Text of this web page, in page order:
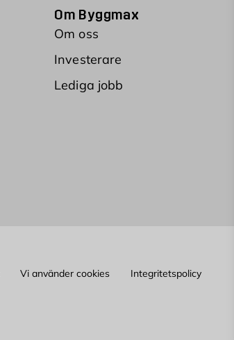
Om Byggmax
Om oss
Investerare
Lediga jobb
Vi använder cookies Integritetspolicy